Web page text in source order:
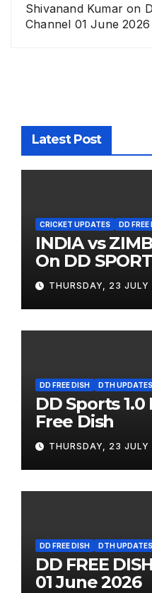
Shivanand Kumar on
Channel 01 June 2026
Latest Post
CRICKET UPDATES DD FREE
INDIA vs
On DD
THURSDAY, 23
DD FREE DISH DTH UPDATES
DD Sports 1.0
Free Dish
THURSDAY, 23
DD FREE DISH DTH UPDATES
DD FREE
01 June 2026